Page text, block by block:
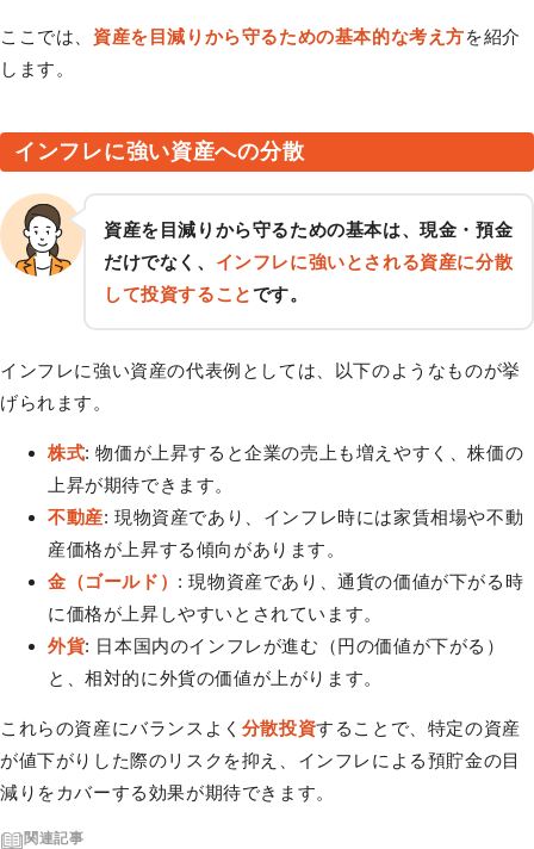
ここでは、 資産を目減りから守るための基本的な考え方を紹介
します。
インフレに強い資産への分散
資産を目減りから守るための基本は、現金・預金
だけでなく、 インフレに強いとされる資産に分散
して投資することです。
インフレに強い資産の代表例としては、以下のようなものが挙
げられます。
株式: 物価が上昇すると企業の売上も増えやすく、株価の
上昇が期待できます。
不動産: 現物資産であり、インフレ時には家賃相場や不動
産価格が上昇する傾向があります。
金（ゴールド） : 現物資産であり、通貨の価値が下がる時
に価格が上昇しやすいとされています。
外貨: 日本国内のインフレが進む（円の価値が下がる）
と、相対的に外貨の価値が上がります。
これらの資産にバランスよく 分散投資することで、特定の資産
が値下がりした際のリスクを抑え、インフレによる預貯金の目
減りをカバーする効果が期待できます。
関連記事